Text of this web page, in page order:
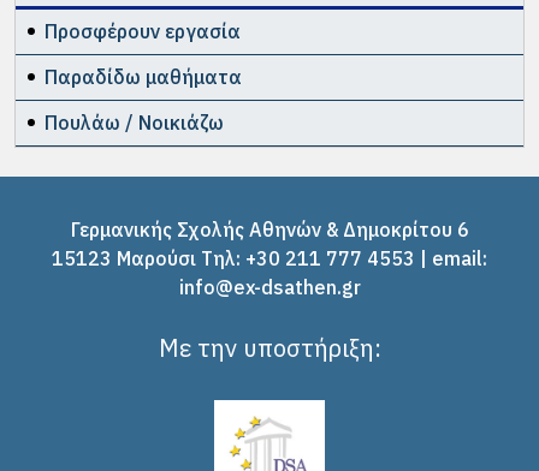
Προσφέρουν εργασία
Παραδίδω μαθήματα
Πουλάω / Νοικιάζω
Γερμανικής Σχολής Αθηνών & Δημοκρίτου 6
15123 Μαρούσι Tηλ: +30 211 777 4553 | email:
info@ex-dsathen.gr
Με την υποστήριξη: